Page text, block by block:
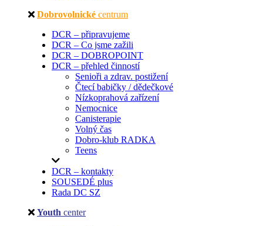
Dobrovolnické centrum
DCR – připravujeme
DCR – Co jsme zažili
DCR – DOBROPOINT
DCR – přehled činností
Senioři a zdrav. postižení
Čtecí babičky / dědečkové
Nízkoprahová zařízení
Nemocnice
Canisterapie
Volný čas
Dobro-klub RADKA
Teens
DCR – kontakty
SOUSEDÉ plus
Rada DC SZ
Youth center